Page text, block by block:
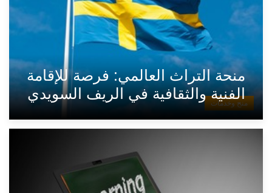
منح وخدمات
منحة التراث العالمي: فرصة للإقامة
الفنية والثقافية في الريف السويدي